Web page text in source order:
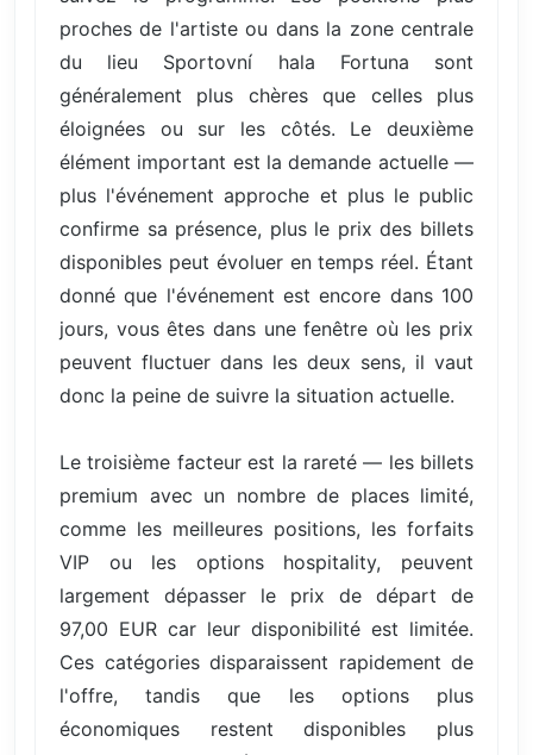
proches de l'artiste ou dans la zone centrale
du lieu Sportovní hala Fortuna sont
généralement plus chères que celles plus
éloignées ou sur les côtés. Le deuxième
élément important est la demande actuelle —
plus l'événement approche et plus le public
confirme sa présence, plus le prix des billets
disponibles peut évoluer en temps réel. Étant
donné que l'événement est encore dans 100
jours, vous êtes dans une fenêtre où les prix
peuvent fluctuer dans les deux sens, il vaut
donc la peine de suivre la situation actuelle.
Le troisième facteur est la rareté — les billets
premium avec un nombre de places limité,
comme les meilleures positions, les forfaits
VIP ou les options hospitality, peuvent
largement dépasser le prix de départ de
97,00 EUR car leur disponibilité est limitée.
Ces catégories disparaissent rapidement de
l'offre, tandis que les options plus
économiques restent disponibles plus